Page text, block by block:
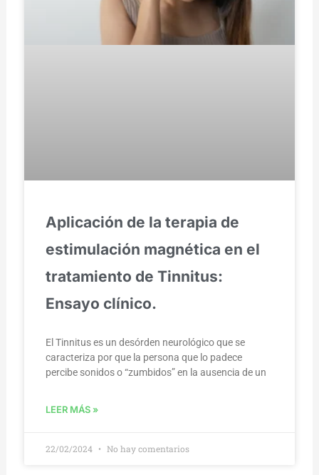
Aplicación de la terapia de
estimulación magnética en el
tratamiento de Tinnitus:
Ensayo clínico.
El Tinnitus es un desórden neurológico que se
caracteriza por que la persona que lo padece
percibe sonidos o “zumbidos” en la ausencia de un
LEER MÁS »
22/02/2024 No hay comentarios